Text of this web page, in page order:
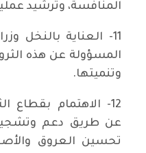
المنافسة، وترشيد
11- العناية بالنخل
المسؤولة عن هذه
وتنميتها.
12- الاهتمام بقطاع
عن طريق دعم وتشجيع
تحسين العروق